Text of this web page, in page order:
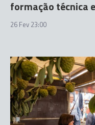
formação técnica
26 Fev 23:00